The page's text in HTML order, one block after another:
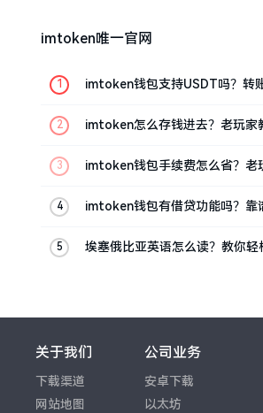
imtoken唯一官网
imtoken钱包支持USDT吗？转
imtoken怎么存钱进去？老玩家
imtoken钱包手续费怎么省？老
imtoken钱包有借贷功能吗？靠
埃塞俄比亚英语怎么读？教你轻
关于我们
下载渠道
网站地图
公司业务
安卓下载
以太坊